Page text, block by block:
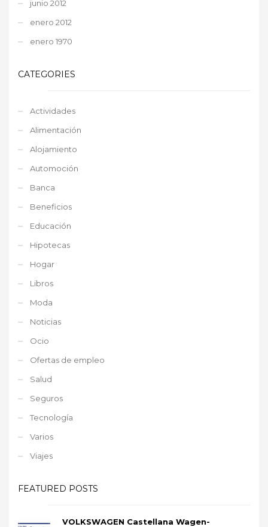
junio 2012
enero 2012
enero 1970
CATEGORIES
Actividades
Alimentación
Alojamiento
Automoción
Banca
Beneficios
Educación
Hipotecas
Hogar
Libros
Moda
Noticias
Ocio
Ofertas de empleo
Salud
Seguros
Tecnología
Varios
Viajes
FEATURED POSTS
VOLKSWAGEN Castellana Wagen-